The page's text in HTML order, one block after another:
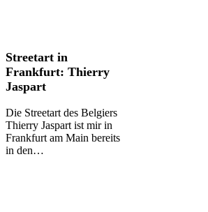
Streetart
in
Frankfurt:
Thierry
Streetart in
Frankfurt: Thierry
Jaspart
Die Streetart des Belgiers
Thierry Jaspart ist mir in
Frankfurt am Main bereits
in den…